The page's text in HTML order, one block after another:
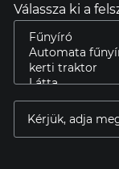
Válassza ki a